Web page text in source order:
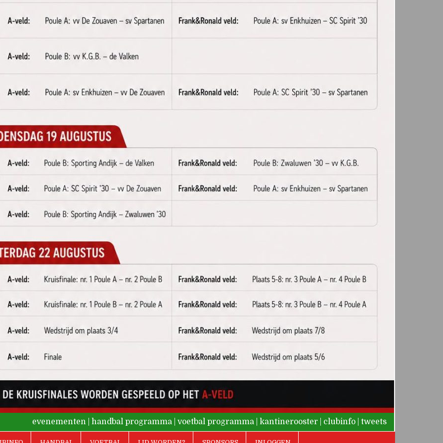
evenementen handbal programma voetbal programma kantinerooster clubinfo tweets